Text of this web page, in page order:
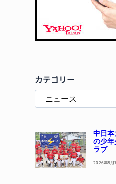
カテゴリー
中日
の少年
ラブ
2026年8月